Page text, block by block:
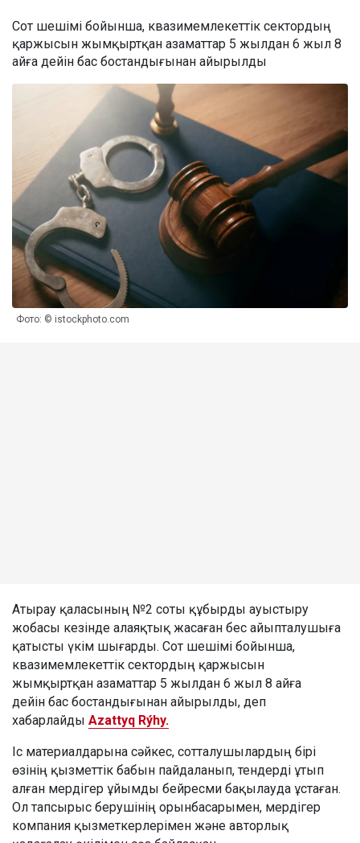
Сот шешімі бойынша, квазимемлекеттік сектордың
қаржысын жымқыртқан азаматтар 5 жылдан 6 жыл 8
айға дейін бас бостандығынан айырылды
Фото: © istockphoto.com
Атырау қаласының №2 соты құбырды ауыстыру
жобасы кезінде алаяқтық жасаған бес айыпталушыға
қатысты үкім шығарды. Сот шешімі бойынша,
квазимемлекеттік сектордың қаржысын
жымқыртқан азаматтар 5 жылдан 6 жыл 8 айға
дейін бас бостандығынан айырылды, деп
хабарлайды Azattyq Rýhy.
Іс материалдарына сәйкес, сотталушылардың бірі
өзінің қызметтік бабын пайдаланып, тендерді ұтып
алған мердігер ұйымды бейресми бақылауда ұстаған.
Ол тапсырыс берушінің орынбасарымен, мердігер
компания қызметкерлерімен және авторлық